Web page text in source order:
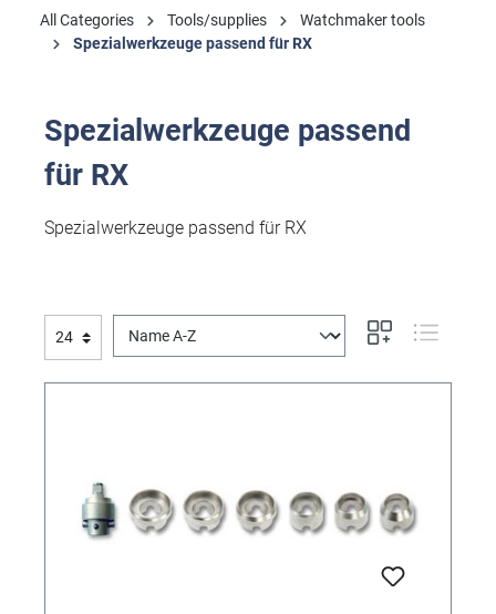
All Categories Tools/supplies
Watchmaker tools
Spezialwerkzeuge passend für RX
Spezialwerkzeuge passend
für RX
Spezialwerkzeuge passend für RX